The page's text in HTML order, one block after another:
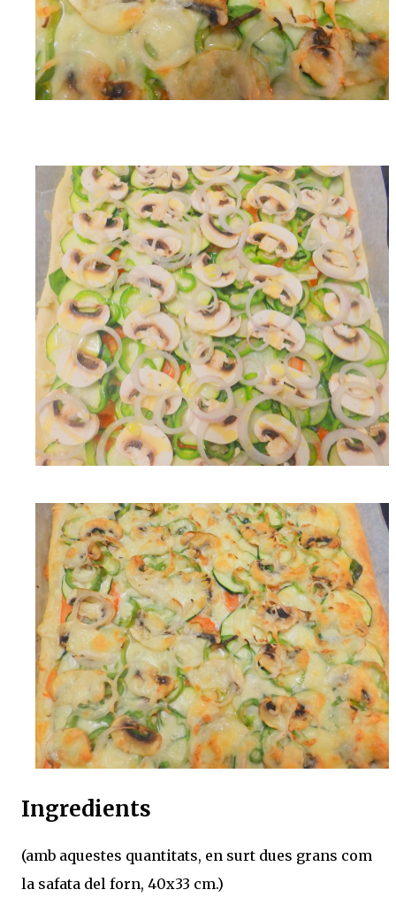
Ingredients
(amb aquestes quantitats, en surt dues grans com
la safata del forn, 40x33 cm.)